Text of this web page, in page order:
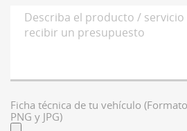
Ficha técnica de tu vehículo
PNG y JPG)